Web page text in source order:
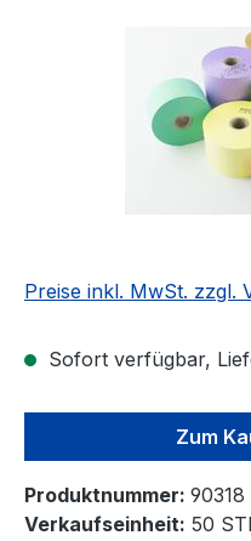
Preise inkl. MwSt. zzgl.
Sofort verfügbar,
Zum
Produktnummer: 90318
Verkaufseinheit: 50